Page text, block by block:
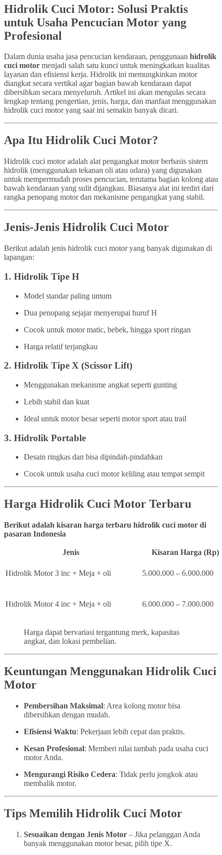
Hidrolik Cuci Motor: Solusi Praktis
untuk Usaha Pencucian Motor yang
Profesional
Dalam dunia usaha jasa pencucian kendaraan, penggunaan hidrolik
cuci motor menjadi salah satu kunci untuk meningkatkan kualitas
layanan dan efisiensi kerja. Hidrolik ini memungkinkan motor
diangkat secara vertikal agar bagian bawah kendaraan dapat
dibersihkan secara menyeluruh. Artikel ini akan mengulas secara
lengkap tentang pengertian, jenis, harga, dan manfaat menggunakan
hidrolik cuci motor yang saat ini semakin banyak dicari.
Apa Itu Hidrolik Cuci Motor?
Hidrolik cuci motor adalah alat pengangkat motor berbasis sistem
hidrolik (menggunakan tekanan oli atau udara) yang digunakan
untuk mempermudah proses pencucian, terutama bagian kolong atau
bawah kendaraan yang sulit dijangkau. Biasanya alat ini terdiri dari
rangka penopang motor dan mekanisme pengangkat yang stabil.
Jenis-Jenis Hidrolik Cuci Motor
Berikut adalah jenis hidrolik cuci motor yang banyak digunakan di
lapangan:
1. Hidrolik Tipe H
Model standar paling umum
Dua penopang sejajar menyerupai huruf H
Cocok untuk motor matic, bebek, hingga sport ringan
Harga relatif terjangkau
2. Hidrolik Tipe X (Scissor Lift)
Menggunakan mekanisme angkat seperti gunting
Lebih stabil dan kuat
Ideal untuk motor besar seperti motor sport atau trail
3. Hidrolik Portable
Desain ringkas dan bisa dipindah-pindahkan
Cocok untuk usaha cuci motor keliling atau tempat sempit
Harga Hidrolik Cuci Motor Terbaru
Berikut adalah kisaran harga terbaru hidrolik cuci motor di
pasaran Indonesia
Jenis Kisaran Harga (Rp)
Hidrolik Motor 3 inc + Meja + oli 5.000.000 – 6.000.000
Hidrolik Motor 4 inc + Meja + oli 6.000.000 – 7.000.000
Harga dapat bervariasi tergantung merk, kapasitas
angkat, dan lokasi pembelian.
Keuntungan Menggunakan Hidrolik Cuci
Motor
Pembersihan Maksimal: Area kolong motor bisa
dibersihkan dengan mudah.
Efisiensi Waktu: Pekerjaan lebih cepat dan praktis.
Kesan Profesional: Memberi nilai tambah pada usaha cuci
motor Anda.
Mengurangi Risiko Cedera: Tidak perlu jongkok atau
membalik motor.
Tips Memilih Hidrolik Cuci Motor
Sesuaikan dengan Jenis Motor – Jika pelanggan Anda
banyak menggunakan motor besar, pilih tipe X.